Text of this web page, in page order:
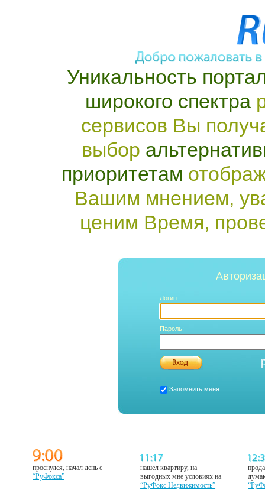
Уникальность
широкого спектра
сервисов Вы
выбор
приоритетам
Вашим мнением,
ценим Время,
Логин:
Пароль:
Запомнить меня
проснулся, начал день с
“РуФокса”
нашел квартиру, на
выгодных мне условиях на
“РуФокс Недвижимость”